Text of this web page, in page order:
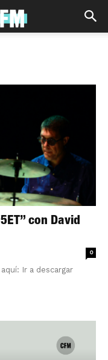
con David
0
Ir a descargar